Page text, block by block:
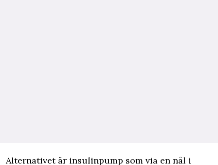
Alternativet är insulinpump som via en nål i